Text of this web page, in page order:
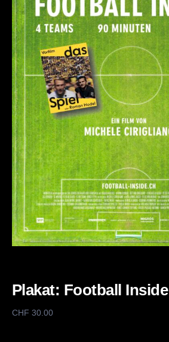
Plakat: Football Inside
CHF 30.00